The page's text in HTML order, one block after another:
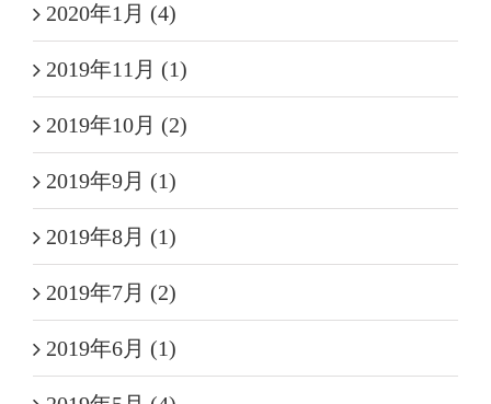
2020年1月 (4)
2019年11月 (1)
2019年10月 (2)
2019年9月 (1)
2019年8月 (1)
2019年7月 (2)
2019年6月 (1)